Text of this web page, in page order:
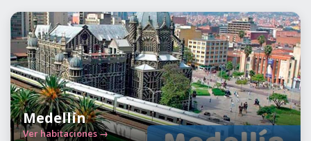
Medellín
Ver habitaciones →